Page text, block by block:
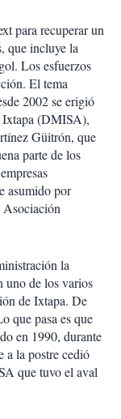
para recuperar un
que incluye la
Los esfuerzos
El tema
2002 se erigió
Ixtapa (DMISA),
Güitrón, que
parte de los
asumido por
la
uno de los varios
de Ixtapa. De
que pasa es que
en 1990, durante
a la postre cedió
que tuvo el aval